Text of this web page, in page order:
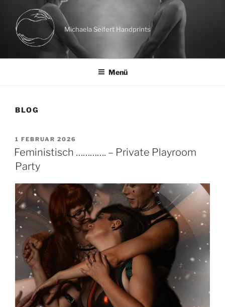
Inhalt
springen
Michaela Seifert Handprints
Menü
BLOG
VERÖFFENTLICHT
AM
1 FEBRUAR 2026
Feministisch …………. – Private Playroom
Party